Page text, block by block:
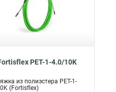
PET-1-4.0/10K
из полиэстера PET-1-
(Fortisflex)